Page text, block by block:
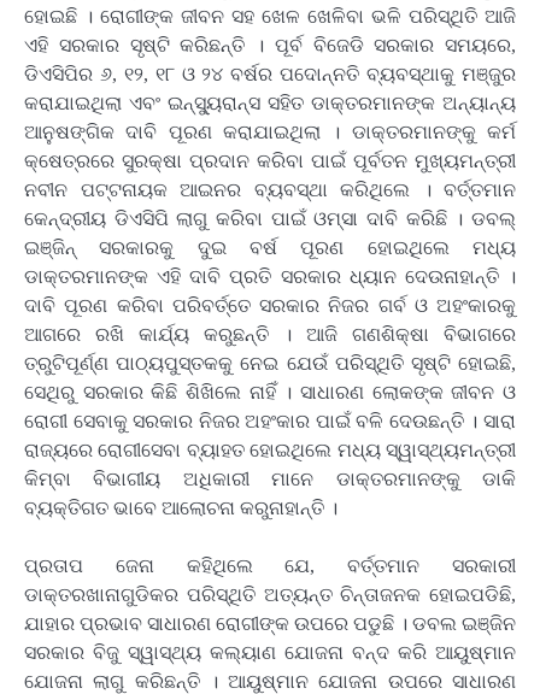
ହୋଇଛି । ରୋଗୀଙ୍କ ଜୀବନ ସହ ଖେଳ ଖେଳିବା ଭଳି ପରିସ୍ଥିତି ଆଜି
ଏହି ସରକାର ସୃଷ୍ଟି କରିଛନ୍ତି । ପୂର୍ବ ବିଜେଡି ସରକାର ସମୟରେ,
ଡିଏସିପିର ୬, ୧୨, ୧୮ ଓ ୨୪ ବର୍ଷର ପଦୋନ୍ନତି ବ୍ୟବସ୍ଥାକୁ ମଞ୍ଜୁର
କରାଯାଇଥିଲା ଏବଂ ଇନ୍ସ୍ୟୁରାନ୍ସ ସହିତ ଡାକ୍ତରମାନଙ୍କ ଅନ୍ୟାନ୍ୟ
ଆନୁଷଙ୍ଗିକ ଦାବି ପୂରଣ କରାଯାଇଥିଲା । ଡାକ୍ତରମାନଙ୍କୁ କର୍ମ
କ୍ଷେତ୍ରରେ ସୁରକ୍ଷା ପ୍ରଦାନ କରିବା ପାଇଁ ପୂର୍ବତନ ମୁଖ୍ୟମନ୍ତ୍ରୀ
ନବୀନ ପଟ୍ଟନାୟକ ଆଇନର ବ୍ୟବସ୍ଥା କରିଥିଲେ । ବର୍ତ୍ତମାନ
କେନ୍ଦ୍ରୀୟ ଡିଏସିପି ଲାଗୁ କରିବା ପାଇଁ ଓମ୍ସା ଦାବି କରିଛି । ଡବଲ୍
ଇଞ୍ଜିନ୍ ସରକାରକୁ ଦୁଇ ବର୍ଷ ପୂରଣ ହୋଇଥିଲେ ମଧ୍ୟ
ଡାକ୍ତରମାନଙ୍କ ଏହି ଦାବି ପ୍ରତି ସରକାର ଧ୍ୟାନ ଦେଉନାହାନ୍ତି ।
ଦାବି ପୂରଣ କରିବା ପରିବର୍ତ୍ତେ ସରକାର ନିଜର ଗର୍ବ ଓ ଅହଂକାରକୁ
ଆଗରେ ରଖି କାର୍ଯ୍ୟ କରୁଛନ୍ତି । ଆଜି ଗଣଶିକ୍ଷା ବିଭାଗରେ
ତ୍ରୁଟିପୂର୍ଣ୍ଣ ପାଠ୍ୟପୁସ୍ତକକୁ ନେଇ ଯେଉଁ ପରିସ୍ଥିତି ସୃଷ୍ଟି ହୋଇଛି,
ସେଥିରୁ ସରକାର କିଛି ଶିଖିଲେ ନାହିଁ । ସାଧାରଣ ଲୋକଙ୍କ ଜୀବନ ଓ
ରୋଗୀ ସେବାକୁ ସରକାର ନିଜର ଅହଂକାର ପାଇଁ ବଳି ଦେଉଛନ୍ତି । ସାରା
ରାଜ୍ୟରେ ରୋଗୀସେବା ବ୍ୟାହତ ହୋଇଥିଲେ ମଧ୍ୟ ସ୍ୱାସ୍ଥ୍ୟମନ୍ତ୍ରୀ
କିମ୍ବା ବିଭାଗୀୟ ଅଧିକାରୀ ମାନେ ଡାକ୍ତରମାନଙ୍କୁ ଡାକି
ବ୍ୟକ୍ତିଗତ ଭାବେ ଆଲୋଚନା କରୁନାହାନ୍ତି ।
ପ୍ରତାପ ଜେନା କହିଥିଲେ ଯେ, ବର୍ତ୍ତମାନ ସରକାରୀ
ଡାକ୍ତରଖାନାଗୁଡିକର ପରିସ୍ଥିତି ଅତ୍ୟନ୍ତ ଚିନ୍ତାଜନକ ହୋଇପଡିଛି,
ଯାହାର ପ୍ରଭାବ ସାଧାରଣ ରୋଗୀଙ୍କ ଉପରେ ପଡୁଛି । ଡବଲ ଇଞ୍ଜିନ
ସରକାର ବିଜୁ ସ୍ୱାସ୍ଥ୍ୟ କଲ୍ୟାଣ ଯୋଜନା ବନ୍ଦ କରି ଆୟୁଷ୍ମାନ
ଯୋଜନା ଲାଗୁ କରିଛନ୍ତି । ଆୟୁଷ୍ମାନ ଯୋଜନା ଉପରେ ସାଧାରଣ